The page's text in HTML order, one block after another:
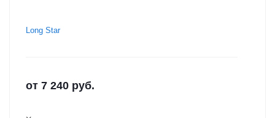
Long Star
от 7 240 руб.